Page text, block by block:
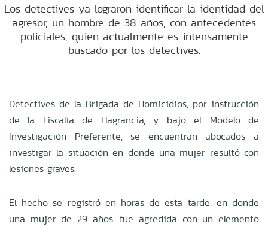
Los detectives ya lograron identificar la identidad del
agresor, un hombre de 38 años, con antecedentes
policiales, quien actualmente es intensamente
buscado por los detectives.
Detectives de la Brigada de Homicidios, por instrucción
de la Fiscalía de Flagrancia, y bajo el Modelo de
Investigación Preferente, se encuentran abocados a
investigar la situación en donde una mujer resultó con
lesiones graves.
El hecho se registró en horas de esta tarde, en donde
una mujer de 29 años, fue agredida con un elemento